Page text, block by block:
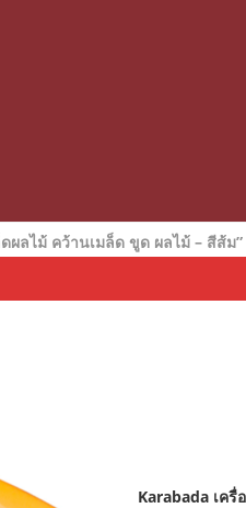
ผลไม้ คว้านเมล็ด ขูด ผลไม้ – สีส้ม
Karabada เค